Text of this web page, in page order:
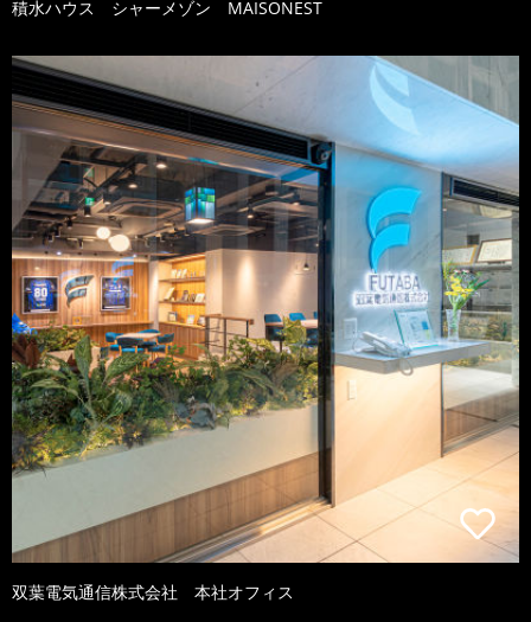
積水ハウス シャーメゾン MAISONEST
双葉電気通信株式会社 本社オフィス